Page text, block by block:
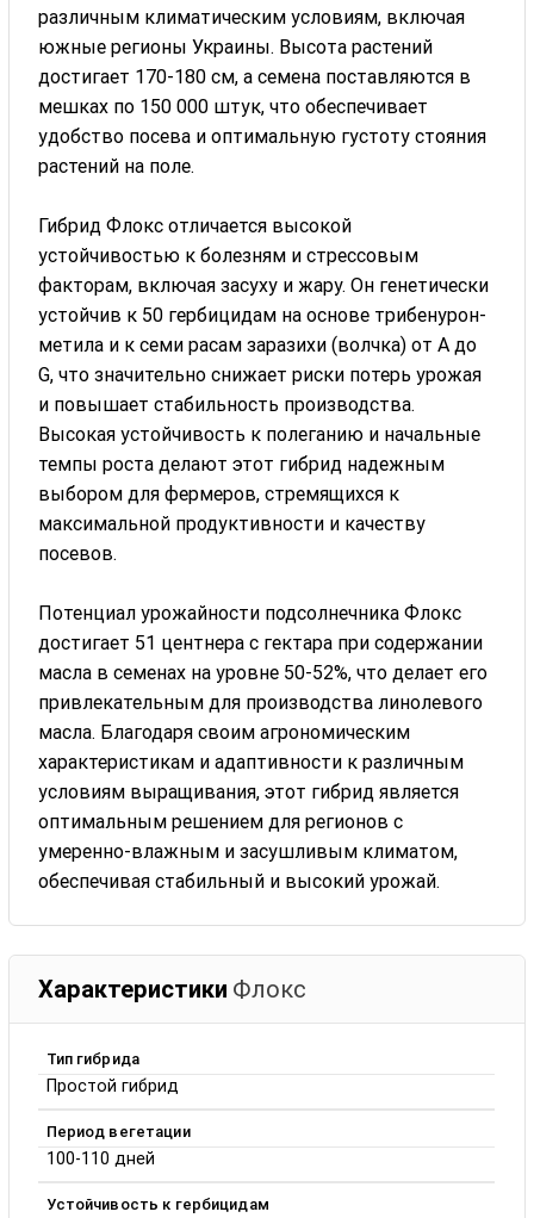
различным климатическим условиям, включая
южные регионы Украины. Высота растений
достигает 170-180 см, а семена поставляются в
мешках по 150 000 штук, что обеспечивает
удобство посева и оптимальную густоту стояния
растений на поле.
Гибрид Флокс отличается высокой
устойчивостью к болезням и стрессовым
факторам, включая засуху и жару. Он генетически
устойчив к 50 гербицидам на основе трибенурон-
метила и к семи расам заразихи (волчка) от A до
G, что значительно снижает риски потерь урожая
и повышает стабильность производства.
Высокая устойчивость к полеганию и начальные
темпы роста делают этот гибрид надежным
выбором для фермеров, стремящихся к
максимальной продуктивности и качеству
посевов.
Потенциал урожайности подсолнечника Флокс
достигает 51 центнера с гектара при содержании
масла в семенах на уровне 50-52%, что делает его
привлекательным для производства линолевого
масла. Благодаря своим агрономическим
характеристикам и адаптивности к различным
условиям выращивания, этот гибрид является
оптимальным решением для регионов с
умеренно-влажным и засушливым климатом,
обеспечивая стабильный и высокий урожай.
Характеристики Флокс
Тип гибрида
Простой гибрид
Период вегетации
100-110 дней
Устойчивость к гербицидам